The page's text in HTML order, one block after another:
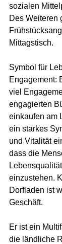
sozialen
Des Weiteren
Mittagstisch.
Symbol für
Engagement:
viel
engagierten
einkaufen am
ein starkes
und Vitalität
dass die
einzustehen.
Dorfladen ist
Geschäft.
Er ist ein
die ländliche